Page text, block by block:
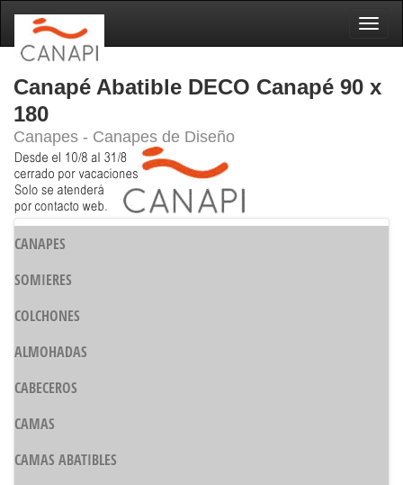
Canapé Abatible DECO Canapé 90 x
180
Canapes - Canapes de Diseño
CANAPES
SOMIERES
COLCHONES
ALMOHADAS
CABECEROS
CAMAS
CAMAS ABATIBLES